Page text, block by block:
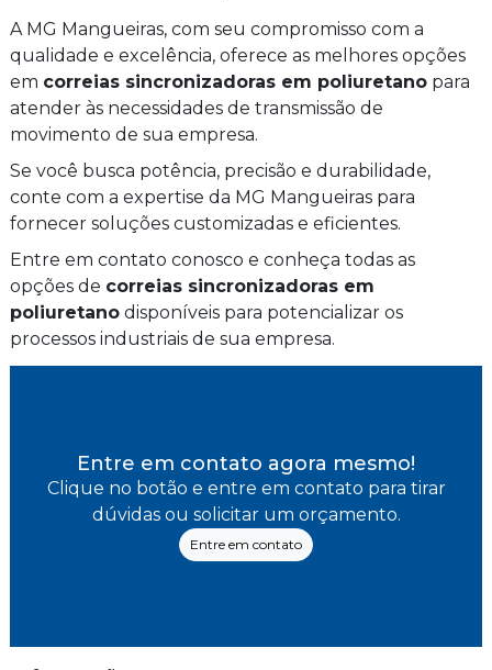
A MG Mangueiras, com seu compromisso com a
qualidade e excelência, oferece as melhores opções
em correias sincronizadoras em poliuretano para
atender às necessidades de transmissão de
movimento de sua empresa.
Se você busca potência, precisão e durabilidade,
conte com a expertise da MG Mangueiras para
fornecer soluções customizadas e eficientes.
Entre em contato conosco e conheça todas as
opções de correias sincronizadoras em
poliuretano disponíveis para potencializar os
processos industriais de sua empresa.
Entre em contato agora mesmo!
Clique no botão e entre em contato para tirar
dúvidas ou solicitar um orçamento.
Entre em contato